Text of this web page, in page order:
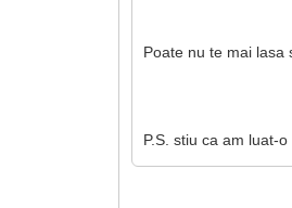
Poate nu te mai lasa
P.S. stiu ca am luat-